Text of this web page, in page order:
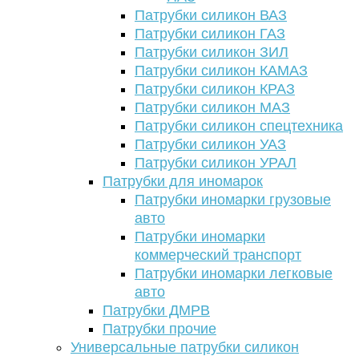
Патрубки силикон ВАЗ
Патрубки силикон ГАЗ
Патрубки силикон ЗИЛ
Патрубки силикон КАМАЗ
Патрубки силикон КРАЗ
Патрубки силикон МАЗ
Патрубки силикон спецтехника
Патрубки силикон УАЗ
Патрубки силикон УРАЛ
Патрубки для иномарок
Патрубки иномарки грузовые
авто
Патрубки иномарки
коммерческий транспорт
Патрубки иномарки легковые
авто
Патрубки ДМРВ
Патрубки прочие
Универсальные патрубки силикон